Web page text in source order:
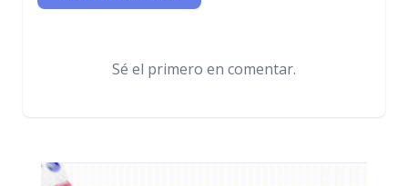
Sé el primero en comentar.